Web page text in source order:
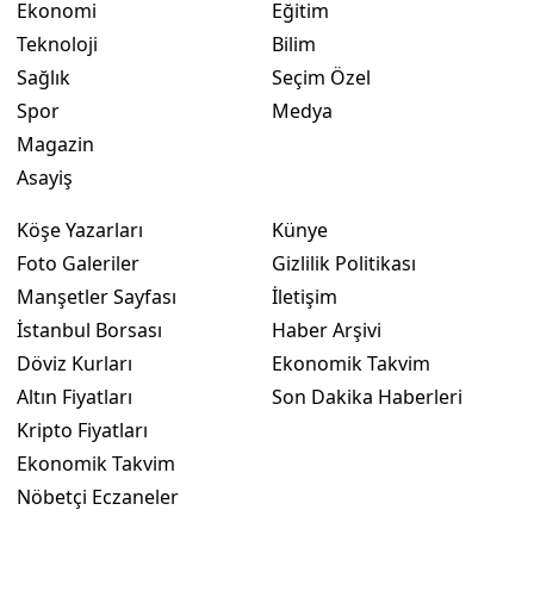
Ekonomi
Teknoloji
Sağlık
Spor
Magazin
Asayiş
Eğitim
Bilim
Seçim Özel
Medya
Köşe Yazarları
Foto Galeriler
Manşetler Sayfası
İstanbul Borsası
Döviz Kurları
Altın Fiyatları
Kripto Fiyatları
Ekonomik Takvim
Nöbetçi Eczaneler
Künye
Gizlilik Politikası
İletişim
Haber Arşivi
Ekonomik Takvim
Son Dakika Haberleri